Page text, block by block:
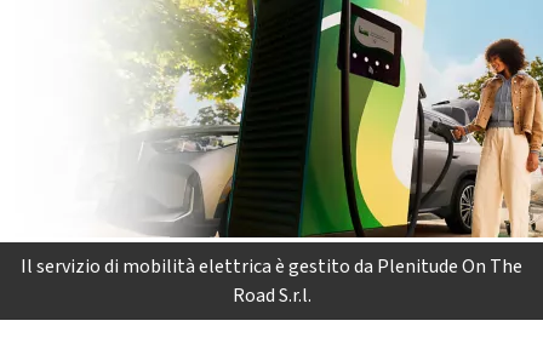
Il servizio di mobilità elettrica è gestito da Plenitude On The
Road S.r.l.